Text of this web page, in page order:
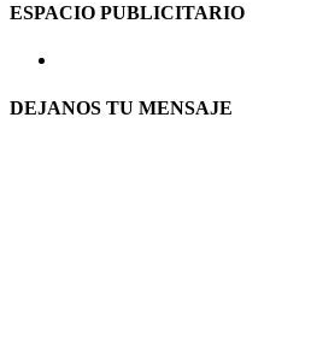
ESPACIO PUBLICITARIO
DEJANOS TU MENSAJE